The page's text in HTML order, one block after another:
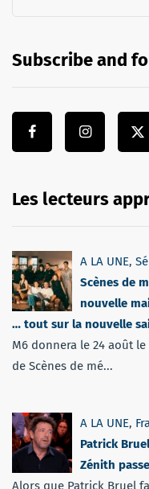
Subscribe and
Les lecteurs
A LA UNE,
Scènes de
nouvelle
… tout sur la nouvelle
M6 donnera le 24 août
de Scènes de mé...
A LA UNE,
Patrick
Zénith
Alors que Patrick Bruel